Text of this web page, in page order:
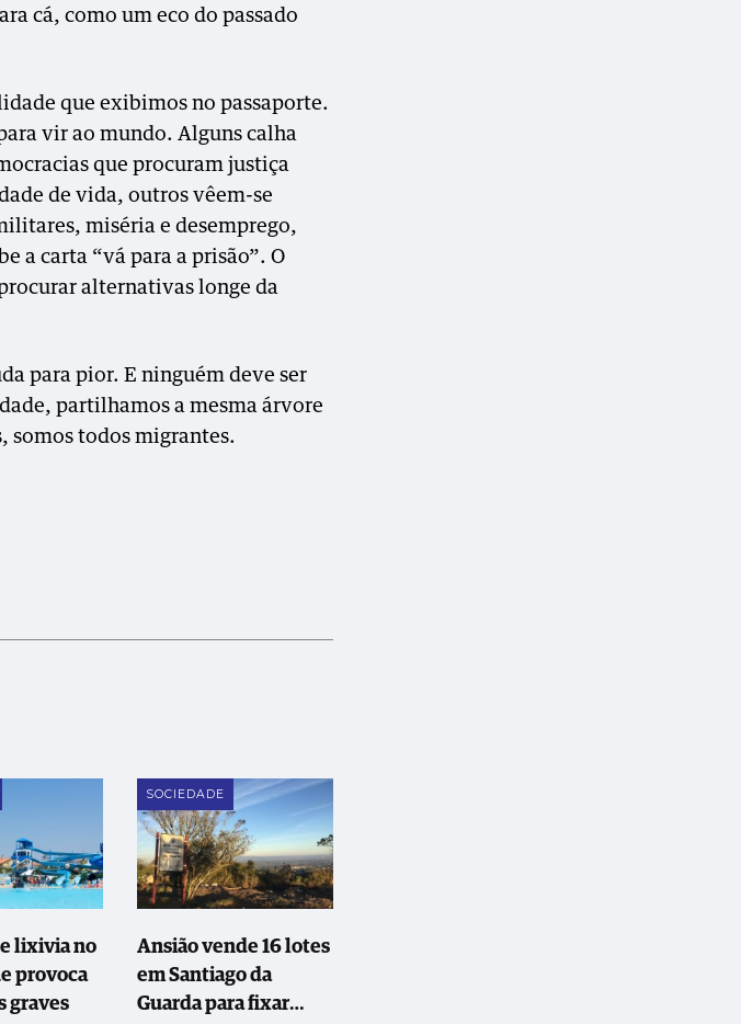
cá, como um eco do passado
que exibimos no passaporte.
vir ao mundo. Alguns calha
que procuram justiça
de vida, outros vêem-se
miséria e desemprego,
a carta “vá para a prisão”. O
alternativas longe da
para pior. E ninguém deve ser
partilhamos a mesma árvore
somos todos migrantes.
lixivia no
provoca
graves
SOCIEDADE
Ansião vende 16 lotes
em Santiago da
Guarda para fixar